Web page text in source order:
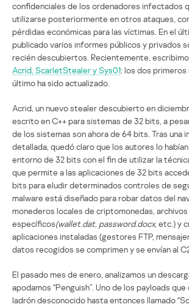
confidenciales de los ordenadores infectados
utilizarse posteriormente en otros ataques,
pérdidas económicas para las víctimas. En el
publicado varios informes públicos y privados
recién descubiertos. Recientemente,
Acrid, ScarletStealer y Sys01: los dos primeros
último ha sido actualizado.
Acrid, un nuevo stealer descubierto en
escrito en C++ para sistemas de 32 bits, a
de los sistemas son ahora de 64 bits. Tras una
detallada, quedó claro que los autores lo
entorno de 32 bits con el fin de utilizar la técnica
que permite a las aplicaciones de 32 bits
bits para eludir determinados controles de
malware está diseñado para robar datos del
monederos locales de criptomonedas,
específicos(wallet.dat, password.docx, etc.) y
aplicaciones instaladas (gestores FTP,
datos recogidos se comprimen y se envían al
El pasado mes de enero, analizamos un
apodamos “Penguish”. Uno de los payloads
ladrón desconocido hasta entonces llamado